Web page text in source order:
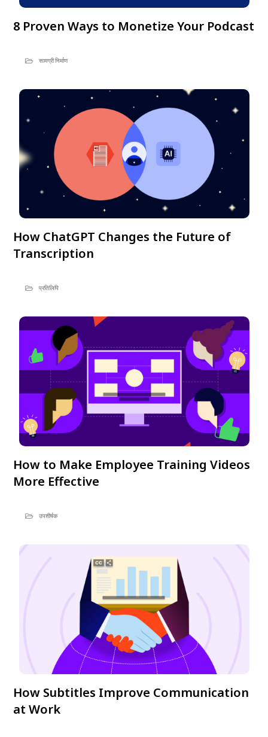
8 Proven Ways to Monetize Your Podcast
सामग्री निर्माण
How ChatGPT Changes the Future of
Transcription
प्रतिलिपि
How to Make Employee Training Videos
More Effective
उपशीर्षक
How Subtitles Improve Communication
at Work